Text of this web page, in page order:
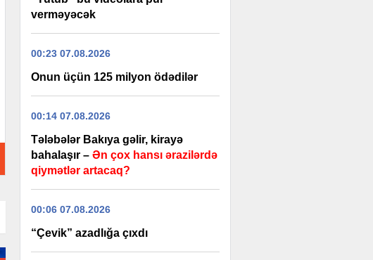
verməyəcək
00:23 07.08.2026
Onun üçün 125 milyon ödədilər
00:14 07.08.2026
Tələbələr Bakıya gəlir, kirayə
bahalaşır – Ən çox hansı ərazilərdə
qiymətlər artacaq?
00:06 07.08.2026
“Çevik” azadlığa çıxdı